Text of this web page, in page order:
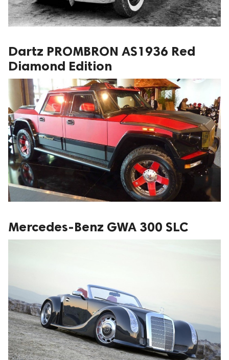
Dartz PROMBRON AS1936 Red
Diamond Edition
Mercedes-Benz GWA 300 SLC